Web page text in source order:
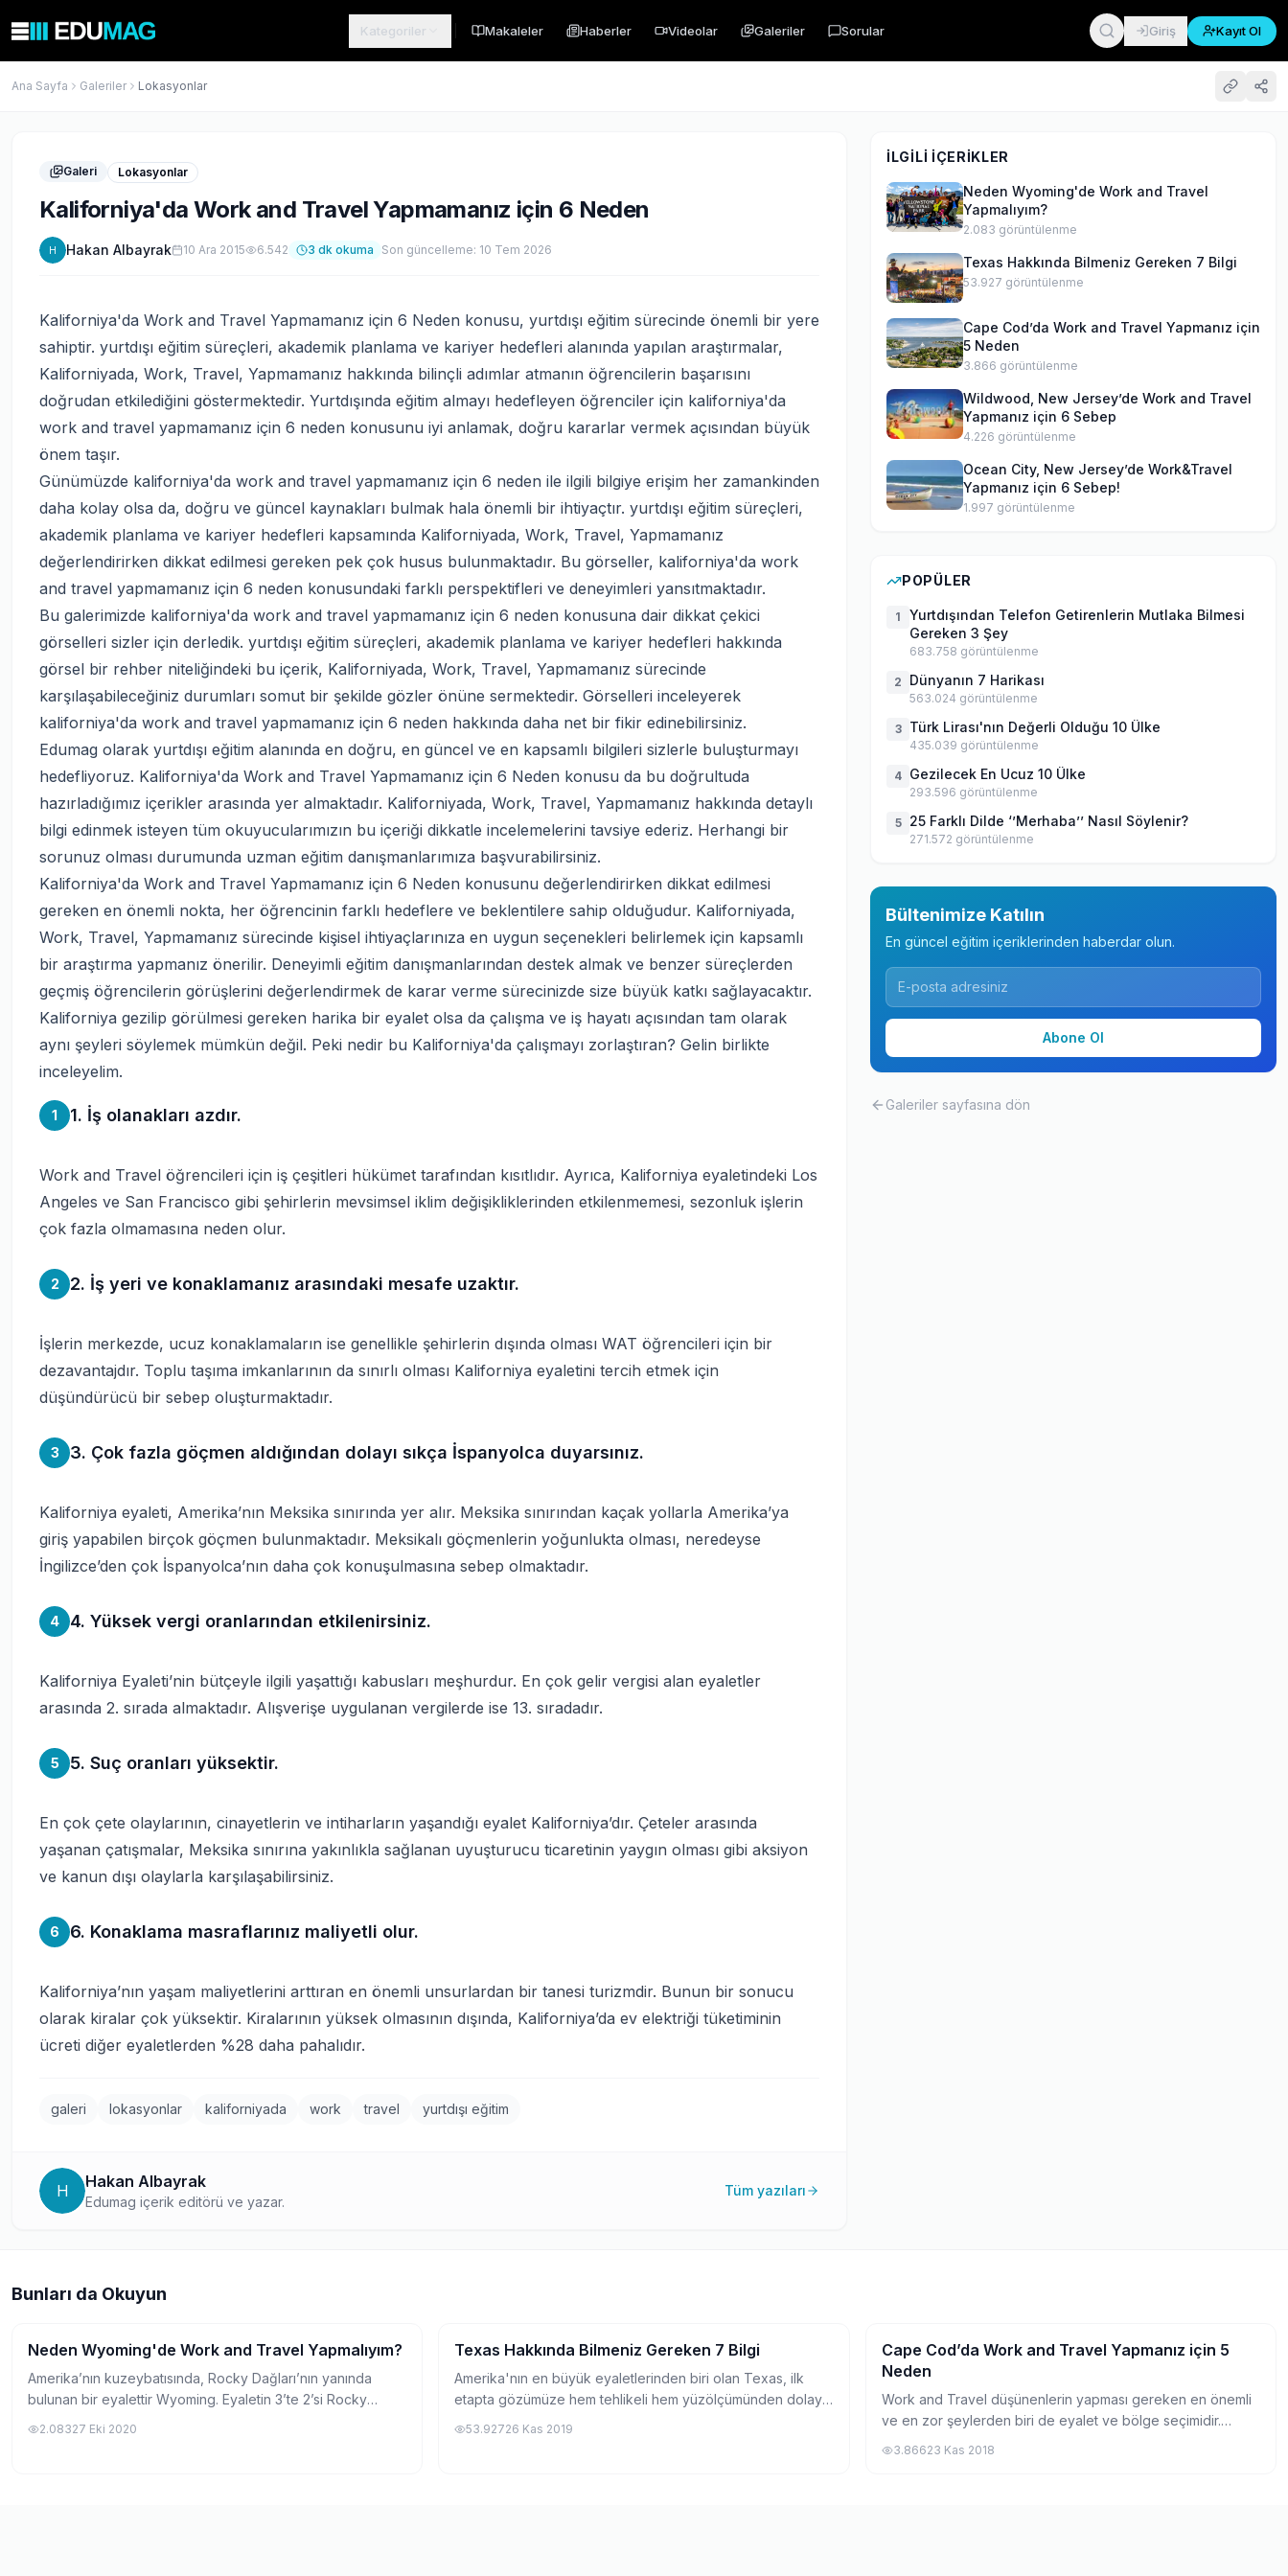
Kategoriler Makaleler Haberler Videolar Galeriler Sorular Giriş Kayıt Ol
Ana Sayfa Galeriler Lokasyonlar
Galeri Lokasyonlar
Kaliforniya'da Work and Travel Yapmamanız için 6 Neden
H Hakan Albayrak 10 Ara 2015 6.542 3 dk okuma Son güncelleme: 10 Tem 2026
Kaliforniya'da Work and Travel Yapmamanız için 6 Neden konusu, yurtdışı eğitim sürecinde önemli bir yere
sahiptir. yurtdışı eğitim süreçleri, akademik planlama ve kariyer hedefleri alanında yapılan araştırmalar,
Kaliforniyada, Work, Travel, Yapmamanız hakkında bilinçli adımlar atmanın öğrencilerin başarısını
doğrudan etkilediğini göstermektedir. Yurtdışında eğitim almayı hedefleyen öğrenciler için kaliforniya'da
work and travel yapmamanız için 6 neden konusunu iyi anlamak, doğru kararlar vermek açısından büyük
önem taşır.
Günümüzde kaliforniya'da work and travel yapmamanız için 6 neden ile ilgili bilgiye erişim her zamankinden
daha kolay olsa da, doğru ve güncel kaynakları bulmak hala önemli bir ihtiyaçtır. yurtdışı eğitim süreçleri,
akademik planlama ve kariyer hedefleri kapsamında Kaliforniyada, Work, Travel, Yapmamanız
değerlendirirken dikkat edilmesi gereken pek çok husus bulunmaktadır. Bu görseller, kaliforniya'da work
and travel yapmamanız için 6 neden konusundaki farklı perspektifleri ve deneyimleri yansıtmaktadır.
Bu galerimizde kaliforniya'da work and travel yapmamanız için 6 neden konusuna dair dikkat çekici
görselleri sizler için derledik. yurtdışı eğitim süreçleri, akademik planlama ve kariyer hedefleri hakkında
görsel bir rehber niteliğindeki bu içerik, Kaliforniyada, Work, Travel, Yapmamanız sürecinde
karşılaşabileceğiniz durumları somut bir şekilde gözler önüne sermektedir. Görselleri inceleyerek
kaliforniya'da work and travel yapmamanız için 6 neden hakkında daha net bir fikir edinebilirsiniz.
Edumag olarak yurtdışı eğitim alanında en doğru, en güncel ve en kapsamlı bilgileri sizlerle buluşturmayı
hedefliyoruz. Kaliforniya'da Work and Travel Yapmamanız için 6 Neden konusu da bu doğrultuda
hazırladığımız içerikler arasında yer almaktadır. Kaliforniyada, Work, Travel, Yapmamanız hakkında detaylı
bilgi edinmek isteyen tüm okuyucularımızın bu içeriği dikkatle incelemelerini tavsiye ederiz. Herhangi bir
sorunuz olması durumunda uzman eğitim danışmanlarımıza başvurabilirsiniz.
Kaliforniya'da Work and Travel Yapmamanız için 6 Neden konusunu değerlendirirken dikkat edilmesi
gereken en önemli nokta, her öğrencinin farklı hedeflere ve beklentilere sahip olduğudur. Kaliforniyada,
Work, Travel, Yapmamanız sürecinde kişisel ihtiyaçlarınıza en uygun seçenekleri belirlemek için kapsamlı
bir araştırma yapmanız önerilir. Deneyimli eğitim danışmanlarından destek almak ve benzer süreçlerden
geçmiş öğrencilerin görüşlerini değerlendirmek de karar verme sürecinizde size büyük katkı sağlayacaktır.
Kaliforniya gezilip görülmesi gereken harika bir eyalet olsa da çalışma ve iş hayatı açısından tam olarak
aynı şeyleri söylemek mümkün değil. Peki nedir bu Kaliforniya'da çalışmayı zorlaştıran? Gelin birlikte
inceleyelim.
1 1. İş olanakları azdır.
Work and Travel öğrencileri için iş çeşitleri hükümet tarafından kısıtlıdır. Ayrıca, Kaliforniya eyaletindeki Los
Angeles ve San Francisco gibi şehirlerin mevsimsel iklim değişikliklerinden etkilenmemesi, sezonluk işlerin
çok fazla olmamasına neden olur.
2 2. İş yeri ve konaklamanız arasındaki mesafe uzaktır.
İşlerin merkezde, ucuz konaklamaların ise genellikle şehirlerin dışında olması WAT öğrencileri için bir
dezavantajdır. Toplu taşıma imkanlarının da sınırlı olması Kaliforniya eyaletini tercih etmek için
düşündürücü bir sebep oluşturmaktadır.
3 3. Çok fazla göçmen aldığından dolayı sıkça İspanyolca duyarsınız.
Kaliforniya eyaleti, Amerika’nın Meksika sınırında yer alır. Meksika sınırından kaçak yollarla Amerika’ya
giriş yapabilen birçok göçmen bulunmaktadır. Meksikalı göçmenlerin yoğunlukta olması, neredeyse
İngilizce’den çok İspanyolca’nın daha çok konuşulmasına sebep olmaktadır.
4 4. Yüksek vergi oranlarından etkilenirsiniz.
Kaliforniya Eyaleti’nin bütçeyle ilgili yaşattığı kabusları meşhurdur. En çok gelir vergisi alan eyaletler
arasında 2. sırada almaktadır. Alışverişe uygulanan vergilerde ise 13. sıradadır.
5 5. Suç oranları yüksektir.
En çok çete olaylarının, cinayetlerin ve intiharların yaşandığı eyalet Kaliforniya’dır. Çeteler arasında
yaşanan çatışmalar, Meksika sınırına yakınlıkla sağlanan uyuşturucu ticaretinin yaygın olması gibi aksiyon
ve kanun dışı olaylarla karşılaşabilirsiniz.
6 6. Konaklama masraflarınız maliyetli olur.
Kaliforniya’nın yaşam maliyetlerini arttıran en önemli unsurlardan bir tanesi turizmdir. Bunun bir sonucu
olarak kiralar çok yüksektir. Kiralarının yüksek olmasının dışında, Kaliforniya’da ev elektriği tüketiminin
ücreti diğer eyaletlerden %28 daha pahalıdır.
galeri lokasyonlar kaliforniyada work travel yurtdışı eğitim
H Hakan Albayrak
Edumag içerik editörü ve yazar.
Tüm yazıları
İLGILI İÇERIKLER
Neden Wyoming'de Work and Travel
Yapmalıyım?
2.083 görüntülenme
Texas Hakkında Bilmeniz Gereken 7 Bilgi
53.927 görüntülenme
Cape Cod’da Work and Travel Yapmanız için
5 Neden
3.866 görüntülenme
Wildwood, New Jersey’de Work and Travel
Yapmanız için 6 Sebep
4.226 görüntülenme
Ocean City, New Jersey’de Work&Travel
Yapmanız için 6 Sebep!
1.997 görüntülenme
POPÜLER
1
Yurtdışından Telefon Getirenlerin Mutlaka Bilmesi
Gereken 3 Şey
683.758 görüntülenme
2 Dünyanın 7 Harikası
563.024 görüntülenme
3 Türk Lirası'nın Değerli Olduğu 10 Ülke
435.039 görüntülenme
4 Gezilecek En Ucuz 10 Ülke
293.596 görüntülenme
5 25 Farklı Dilde ‘’Merhaba’’ Nasıl Söylenir?
271.572 görüntülenme
Bültenimize Katılın
En güncel eğitim içeriklerinden haberdar olun.
Abone Ol
Galeriler sayfasına dön
Bunları da Okuyun
Lokasyonlar
Neden Wyoming'de Work and Travel Yapmalıyım?
Amerika’nın kuzeybatısında, Rocky Dağları’nın yanında
bulunan bir eyalettir Wyoming. Eyaletin 3’te 2’si Rocky
2.08327 Eki 2020
Lokasyonlar
Texas Hakkında Bilmeniz Gereken 7 Bilgi
Amerika'nın en büyük eyaletlerinden biri olan Texas, ilk
etapta gözümüze hem tehlikeli hem yüzölçümünden dolayı
53.92726 Kas 2019
Lokasyonlar
Cape Cod’da Work and Travel Yapmanız için 5
Neden
Work and Travel düşünenlerin yapması gereken en önemli
ve en zor şeylerden biri de eyalet ve bölge seçimidir.
3.86623 Kas 2018